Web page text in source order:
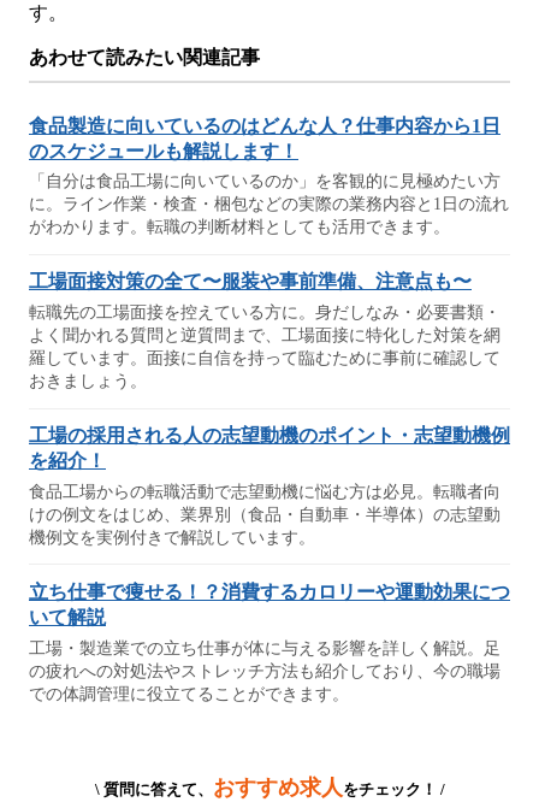
す。
あわせて読みたい関連記事
食品製造に向いているのはどんな人？仕事内容から1日
のスケジュールも解説します！
「自分は食品工場に向いているのか」を客観的に見極めたい方
に。ライン作業・検査・梱包などの実際の業務内容と1日の流れ
がわかります。転職の判断材料としても活用できます。
工場面接対策の全て〜服装や事前準備、注意点も〜
転職先の工場面接を控えている方に。身だしなみ・必要書類・
よく聞かれる質問と逆質問まで、工場面接に特化した対策を網
羅しています。面接に自信を持って臨むために事前に確認して
おきましょう。
工場の採用される人の志望動機のポイント・志望動機例
を紹介！
食品工場からの転職活動で志望動機に悩む方は必見。転職者向
けの例文をはじめ、業界別（食品・自動車・半導体）の志望動
機例文を実例付きで解説しています。
立ち仕事で痩せる！？消費するカロリーや運動効果につ
いて解説
工場・製造業での立ち仕事が体に与える影響を詳しく解説。足
の疲れへの対処法やストレッチ方法も紹介しており、今の職場
での体調管理に役立てることができます。
\ 質問に答えて、 おすすめ求人をチェック！ /